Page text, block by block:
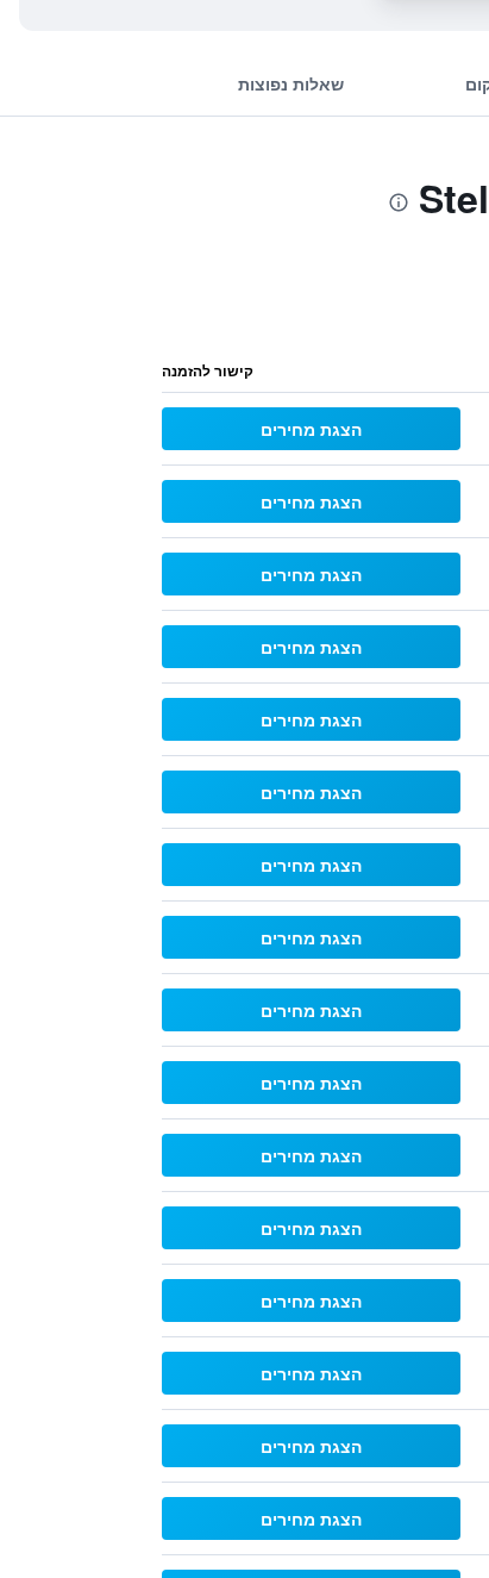
שאלות נפוצות
קישור להזמנה
הצגת מחירים
הצגת מחירים
הצגת מחירים
הצגת מחירים
הצגת מחירים
הצגת מחירים
הצגת מחירים
הצגת מחירים
הצגת מחירים
הצגת מחירים
הצגת מחירים
הצגת מחירים
הצגת מחירים
הצגת מחירים
הצגת מחירים
הצגת מחירים